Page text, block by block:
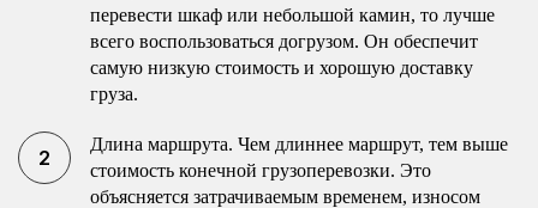
перевести шкаф или небольшой камин, то лучше
всего воспользоваться догрузом. Он обеспечит
самую низкую стоимость и хорошую доставку
груза.
Длина маршрута. Чем длиннее маршрут, тем выше
стоимость конечной грузоперевозки. Это
объясняется затрачиваемым временем, износом